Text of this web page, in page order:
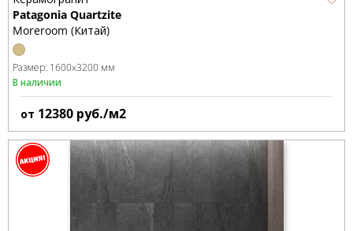
Patagonia Quartzite
Moreroom (Китай)
Размер: 1600x3200 мм
В наличии
от 12380 руб./м2